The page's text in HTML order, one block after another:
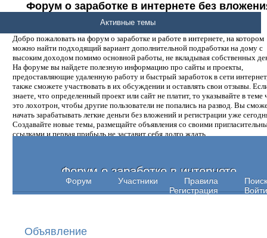
Форум о заработке в интернете без
денег.
Добро пожаловать на форум о заработке и работе в интернете, на котором
можно найти подходящий вариант дополнительной подработки на дому с
высоким доходом помимо основной работы, не вкладывая собственных
На форуме вы найдете полезную информацию про сайты и проекты,
предоставляющие удаленную работу и быстрый заработок в сети
также сможете участвовать в их обсуждении и оставлять свои отзывы.
знаете, что определенный проект или сайт не платит, то указывайте в теме
это лохотрон, чтобы другие пользователи не попались на развод. Вы
начать зарабатывать легкие деньги без вложений и регистрации уже
Создавайте новые темы, размещайте объявления со своими
ссылками и первая прибыль не заставит себя долго ждать.
Форум о заработке в интернете
Форум Участники Правила
Поиск
Регистрация
Войти
Активные темы
Объявление